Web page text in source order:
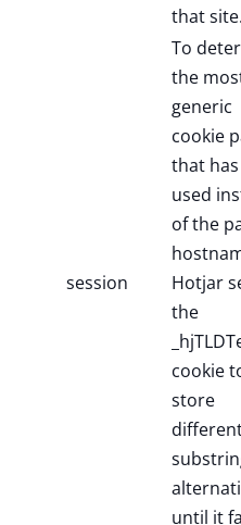
that
session
To
the
generic
cookie
that
used
of the
Hotjar
the
cookie
store
until it